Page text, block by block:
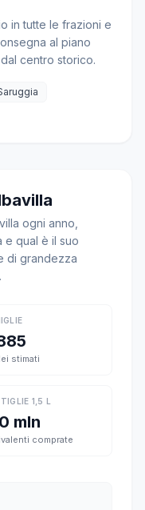
in tutte le frazioni e
al piano
centro storico.
ogni anno,
e qual è il suo
di grandezza
stimati
1,5 L
mln
comprate